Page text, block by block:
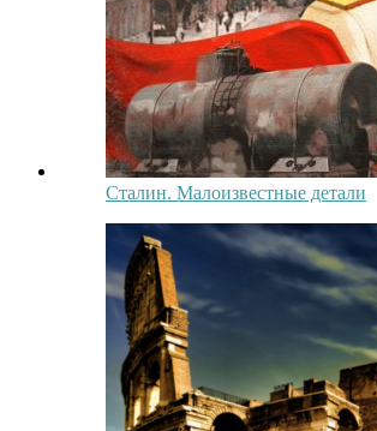
Сталин. Малоизвестные детали